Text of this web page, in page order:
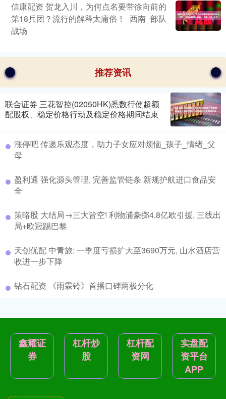
信康配资 贺龙入川，为何点名要带徐向前的
第18兵团？流行的解释太庸俗！_西南_部队_
战场
推荐资讯
联合证券 三花智控(02050HK)悉数行使超额
配股权、稳定价格行动及稳定价格期间结束
涨停吧 传递乐观态度，助力子女应对烦恼_孩子_情绪_父
母
盈利通 强化源头管理, 完善监管链条 新规护航进口食品安
全
策略股 大结局→三大皆空! 利物浦豪掷4.8亿欧引援, 三线出
局+欧冠踢巴黎
天创优配 中青旅: 一季度亏损扩大至3690万元, 山水酒店营
收进一步下降
钻石配资 《雨霖铃》首播口碑两极分化
鑫耀证
券
杠杆炒
股
杠杆配
资网
实盘配
资平台
APP